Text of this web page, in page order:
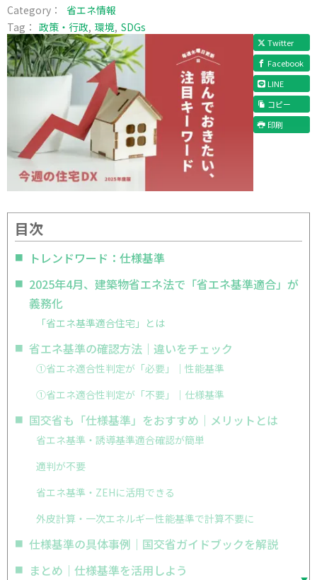
Category：
省エネ情報
Tag： 政策・行政 環境 SDGs
Twitter
Facebook
LINE
コピー
印刷
目次
トレンドワード：仕様基準
2025年4月、建築物省エネ法で「省エネ基準適合」が
義務化
「省エネ基準適合住宅」とは
省エネ基準の確認方法｜違いをチェック
①省エネ適合性判定が「必要」｜性能基準
①省エネ適合性判定が「不要」｜仕様基準
国交省も「仕様基準」をおすすめ｜メリットとは
省エネ基準・誘導基準適合確認が簡単
適判が不要
省エネ基準・ZEHに活用できる
外皮計算・一次エネルギー性能基準で計算不要に
仕様基準の具体事例｜国交省ガイドブックを解説
まとめ｜仕様基準を活用しよう